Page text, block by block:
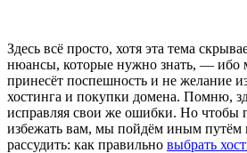
Здесь всё просто, хотя эта тема
нюансы, которые нужно знать, — ибо
принесёт поспешность и не желание
хостинга и покупки домена. Помню,
исправляя свои же ошибки. Но чтобы
избежать вам, мы пойдём иным путём
рассудить: как правильно выбрать